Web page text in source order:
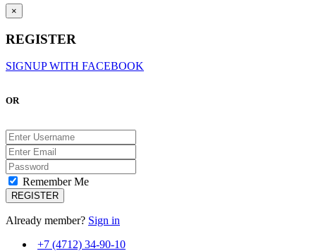
×
REGISTER
SIGNUP WITH FACEBOOK
OR
Remember Me
Already member? Sign in
+7 (4712) 34-90-10